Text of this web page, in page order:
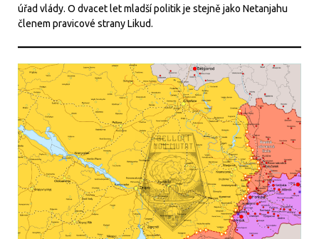
úřad vlády. O dvacet let mladší politik je stejně jako Netanjahu
členem pravicové strany Likud.